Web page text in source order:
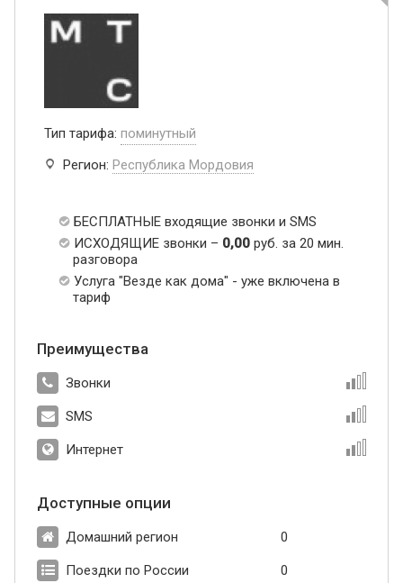
Тип тарифа: поминутный
Регион: Республика Мордовия
БЕСПЛАТНЫЕ входящие звонки и SMS
ИСХОДЯЩИЕ звонки – 0,00 руб. за 20 мин.
разговора
Услуга "Везде как дома" - уже включена в
тариф
Преимущества
Звонки
SMS
Интернет
Доступные опции
Домашний регион 0
Поездки по России 0